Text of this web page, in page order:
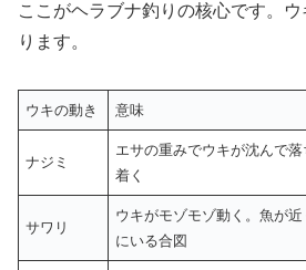
ここがヘラブナ釣りの核心です。
ります。
ウキの動き 意味
ナジミ
エサの重みでウキが沈んで落
着く
サワリ
ウキがモゾモゾ動く。魚が近
にいる合図